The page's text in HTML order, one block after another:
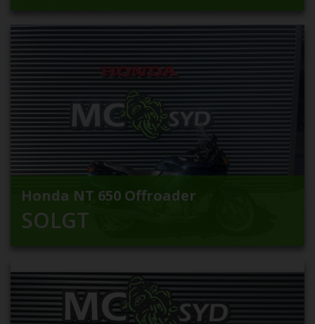
Honda NT 650 Offroader
SOLGT